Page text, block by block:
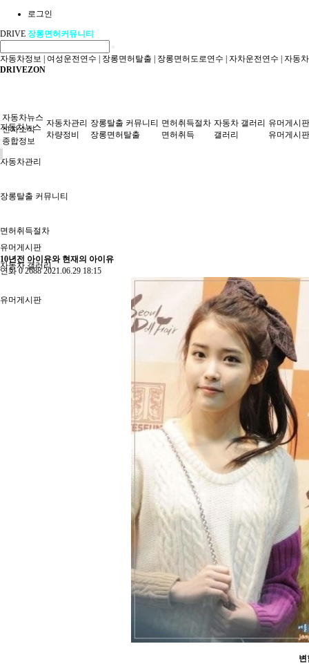
로그인
DRIVE 장롱면허커뮤니티
자동차정보 여성운전연수 장롱면허탈출 장롱면허도로연수 자차운전연수
자동
DRIVEZON
자동차뉴스
자동차관리
장롱탈출 커뮤니티
면허취득절차
자동차 갤러리
유머게시판
자동차뉴스
신차소식
종합정보
자동차관리
차량정비
장롱탈출 커뮤니티
장롱면허탈출
면허취득절차
면허취득
자동차 갤러리
갤러리
유머게시판
유머게시판
유머게시판
10년전 아이유와 현재의 아이유
연화 026882021.06.29 18:15
변